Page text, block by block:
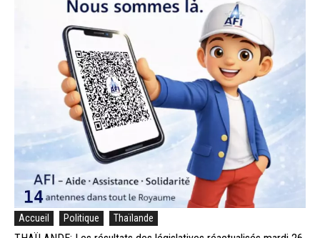
Accueil Politique Thaïlande